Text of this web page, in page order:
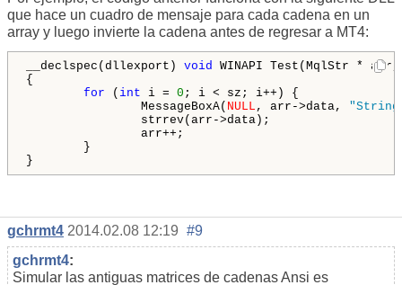
que hace un cuadro de mensaje para cada cadena en un
array y luego invierte la cadena antes de regresar a MT4:
__declspec(dllexport) void
WINAPI Test(MqlStr *
{
for ( int i = 0 ; i < sz; i++) {
MessageBoxA( NULL , arr->data,
strrev(arr->data);
arr++;
}
}
gchrmt4 2014.02.08 12:19 #9
gchrmt4:
Simular las antiguas matrices de cadenas Ansi es